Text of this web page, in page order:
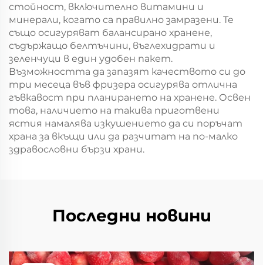
стойност, включително витамини и
минерали, когато са правилно замразени. Те
също осигуряват балансирано хранене,
съдържащо белтъчини, въглехидрати и
зеленчуци в един удобен пакет.
Възможността да запазят качеството си до
три месеца във фризера осигурява отлична
гъвкавост при планирането на хранене. Освен
това, наличието на такива приготвени
ястия намалява изкушението да си поръчат
храна за вкъщи или да разчитат на по-малко
здравословни бързи храни.
Последни новини